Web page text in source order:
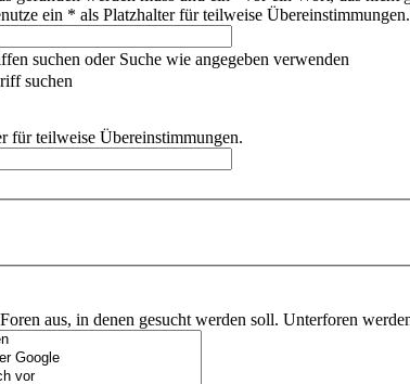
ein * als Platzhalter für teilweise Übereinstimmungen.
suchen oder Suche wie angegeben verwenden
suchen
für teilweise Übereinstimmungen.
aus, in denen gesucht werden soll. Unterforen